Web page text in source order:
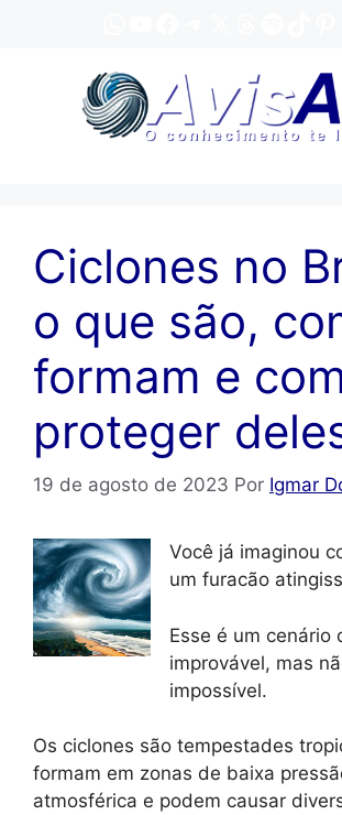
Ciclones no
o que são,
formam e
proteger
19 de agosto de 2023 Por Igmar
Você já imaginou
um furacão
Esse é um cenário
improvável, mas
impossível.
Os ciclones são tempestades
formam em zonas de baixa
atmosférica e podem causar